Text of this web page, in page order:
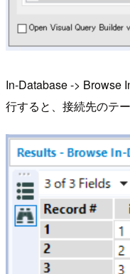
In-Database -> Browse
行すると、接続先のテ